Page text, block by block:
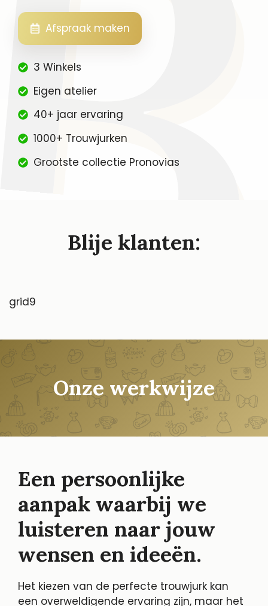
Afspraak maken
3 Winkels
Eigen atelier
40+ jaar ervaring
1000+ Trouwjurken
Grootste collectie Pronovias
Blije klanten:
grid9
Onze werkwijze
Een persoonlijke
aanpak waarbij we
luisteren naar jouw
wensen en ideeën.
Het kiezen van de perfecte trouwjurk kan
een overweldigende ervaring zijn, maar het